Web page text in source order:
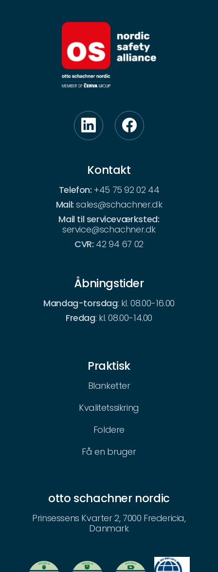
Kontakt
Telefon: +45 75 92 02 44
Mail:sales@schachner.dk
Mail til serviceværksted:
service@schachner.dk
CVR: 42 94 67 02
Åbningstider
Mandag-torsdag: kl. 08.00-16.00
Fredag: kl. 08.00-14.00
Praktisk
Blanketter
Kvalitetssikring
Foldere
Få en bruger
otto schachner nordic
Prinsessens Kvarter 2, 7000 Fredericia,
Danmark